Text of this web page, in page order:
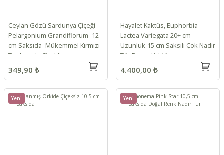
Ceylan Gözü Sardunya Çiçeği-
Pelargonium Grandiflorum- 12
cm Saksıda -Mükemmel Kırmızı
Tonlarında Çiçekli
349,90 ₺
Hayalet Kaktüs, Euphorbia
Lactea Variegata 20+ cm
Uzunluk-15 cm Saksılı Çok Nadir
Tür Beyaz Kaktüs
4.400,00 ₺
Yeni Yeni